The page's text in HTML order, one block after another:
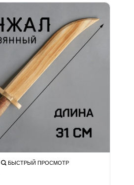
БЫСТРЫЙ ПРОСМОТР